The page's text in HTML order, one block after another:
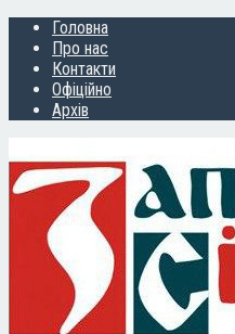
Головна
Про нас
Контакти
Офіційно
Архів